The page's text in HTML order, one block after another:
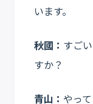
います。
秋國： すご
すか？
青山： やっ